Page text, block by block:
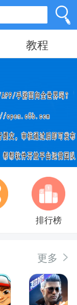
教程
排行榜
更多